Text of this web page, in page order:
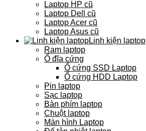
Laptop HP cũ
Laptop Dell cũ
Laptop Acer cũ
Laptop Asus cũ
Linh kiện laptop
Ram laptop
Ổ đĩa cứng
Ổ cứng SSD Laptop
Ổ cứng HDD Laptop
Pin laptop
Sạc laptop
Bàn phím laptop
Chuột laptop
Màn hình Laptop